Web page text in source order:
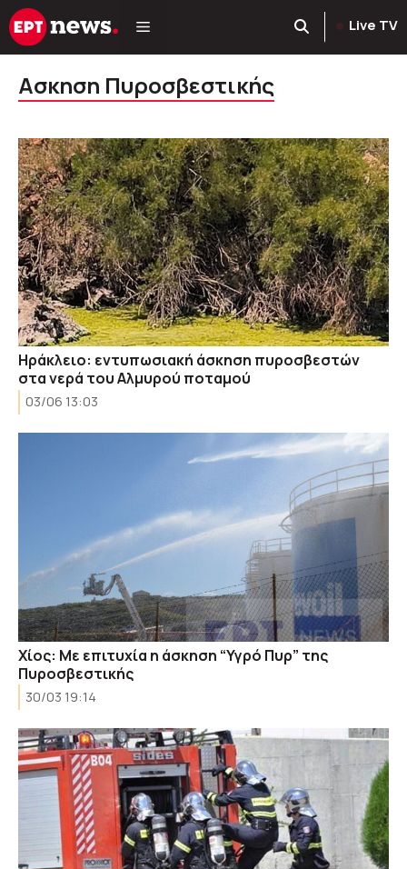
Μετάβαση
σε
Live TV
Ασκηση Πυροσβεστικής
Ηράκλειο: εντυπωσιακή άσκηση πυροσβεστών
στα νερά του Αλμυρού ποταμού
03/06 13:03
Χίος: Με επιτυχία η άσκηση “Υγρό Πυρ” της
Πυροσβεστικής
30/03 19:14